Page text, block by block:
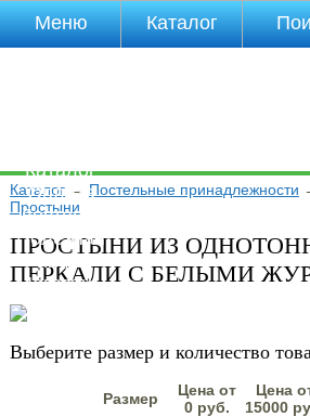
Каталог→ Постельные принадлежности
Простыни
ПРОСТЫНИ ИЗ
ПЕРКАЛИ С БЕЛЫМИ
Выберите размер и количество
Размер
Цена от
0 руб.
Цена
15000
Меню
Каталог
Оплата
Доставка
Полезная
инфа
Магазины
Отзывы
Каталог